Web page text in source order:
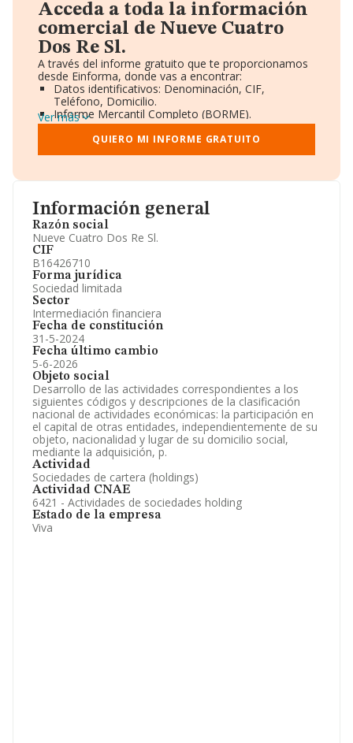
Información general
Razón social
Nueve Cuatro Dos Re Sl.
CIF
B16426710
Forma jurídica
Sociedad limitada
Sector
Intermediación financiera
Fecha de constitución
31-5-2024
Fecha último cambio
5-6-2026
Objeto social
Desarrollo de las actividades correspondientes a los
siguientes códigos y descripciones de la clasificación
nacional de actividades económicas: la participación en
el capital de otras entidades, independientemente de su
objeto, nacionalidad y lugar de su domicilio social,
mediante la adquisición, p.
Actividad
Sociedades de cartera (holdings)
Actividad CNAE
6421 - Actividades de sociedades holding
Estado de la empresa
Viva
Acceda a toda la información
comercial de Nueve Cuatro
Dos Re Sl.
A través del informe gratuito que te proporcionamos
desde Einforma, donde vas a encontrar:
Datos identificativos: Denominación, CIF,
Teléfono, Domicilio.
Informe Mercantil Completo (BORME).
Gráficos de Evolución Ventas y Empleados.
Consejo de Administración y Administradores.
Directivos y Ejecutivos.
Información oficial y registral complementaria.
Ver más
QUIERO MI INFORME GRATUITO